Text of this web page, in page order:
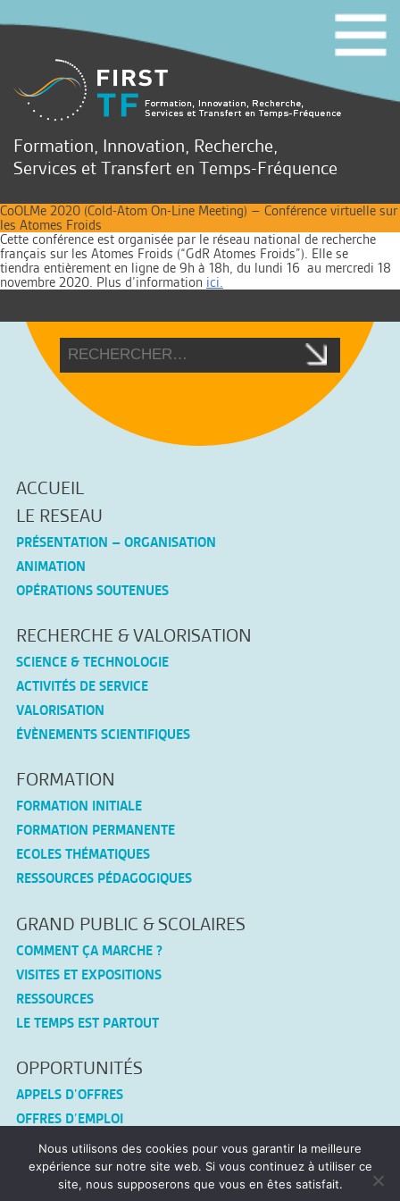
Formation, Innovation, Recherche,
Services et Transfert en Temps-Fréquence
CoOLMe 2020 (Cold-Atom On-Line Meeting) – Conférence virtuelle sur
les Atomes Froids
Cette conférence est organisée par le réseau national de recherche
français sur les Atomes Froids (“GdR Atomes Froids”). Elle se
tiendra entièrement en ligne de 9h à 18h, du lundi 16 au mercredi 18
novembre 2020. Plus d’information ici.
ACCUEIL
LE RESEAU
PRÉSENTATION – ORGANISATION
ANIMATION
OPÉRATIONS SOUTENUES
RECHERCHE & VALORISATION
SCIENCE & TECHNOLOGIE
ACTIVITÉS DE SERVICE
VALORISATION
ÉVÈNEMENTS SCIENTIFIQUES
FORMATION
FORMATION INITIALE
FORMATION PERMANENTE
ECOLES THÉMATIQUES
RESSOURCES PÉDAGOGIQUES
GRAND PUBLIC & SCOLAIRES
COMMENT ÇA MARCHE ?
VISITES ET EXPOSITIONS
RESSOURCES
LE TEMPS EST PARTOUT
OPPORTUNITÉS
APPELS D’OFFRES
OFFRES D’EMPLOI
CONNEX-TF
Nous utilisons des cookies pour vous garantir la meilleure
expérience sur notre site web. Si vous continuez à utiliser ce
site, nous supposerons que vous en êtes satisfait.